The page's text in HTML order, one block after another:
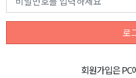
로
회원가입은 PC